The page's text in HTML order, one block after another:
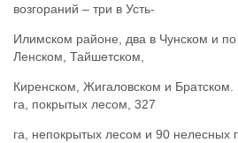
возгораний – три в Усть-
Илимском районе, два в Чунском и
Ленском, Тайшетском,
Киренском, Жигаловском и
га, покрытых лесом, 327
га, непокрытых лесом и 90 нелесных